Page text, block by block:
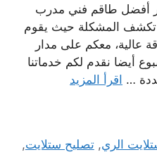
أفضل طاقم فني مدرب
تكشف المشكلة حيث يقوم
عالية، معكم على مدار
أيضا نقدم لكم خدماتنا
… اقرأ المزيد
الري,تصليح ستلايت,